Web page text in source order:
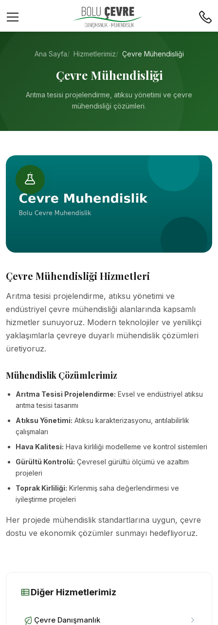
Ana Sayfa Hizmetlerimiz Çevre Mühendisliği
Çevre Mühendisliği
Arıtma tesisi projelendirme, atıksu yönetimi ve çevre
mühendisliği çözümleri.
Çevre Mühendisliği Hizmetleri
Arıtma tesisi projelendirme, atıksu yönetimi ve
endüstriyel çevre mühendisliği alanlarında kapsamlı
hizmetler sunuyoruz. Modern teknolojiler ve yenilikçi
yaklaşımlarla çevreye duyarlı mühendislik çözümleri
üretiyoruz.
Mühendislik Çözümlerimiz
Arıtma Tesisi Projelendirme: Evsel ve endüstriyel atıksu
arıtma tesisi tasarımı
Atıksu Yönetimi: Atıksu karakterizasyonu, arıtılabilirlik
çalışmaları
Hava Kalitesi: Hava kirliliği modelleme ve kontrol sistemleri
Gürültü Kontrolü: Çevresel gürültü ölçümü ve azaltım
projeleri
Toprak Kirliliği: Kirlenmiş saha değerlendirmesi ve
iyileştirme projeleri
Her projede mühendislik standartlarına uygun, çevre
dostu ve ekonomik çözümler sunmayı hedefliyoruz.
Diğer Hizmetlerimiz
Çevre Danışmanlık